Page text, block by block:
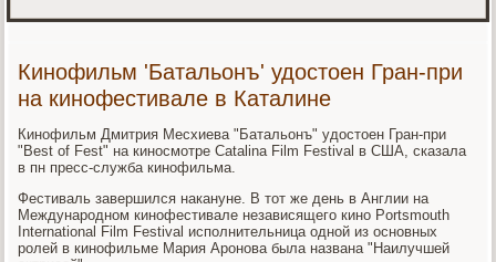
Кинофильм 'Батальонъ' удостоен Гран-при
на кинофестивале в Каталине
Кинофильм Дмитрия Месхиева "Батальонъ" удостоен Гран-при
"Best of Fest" на киносмотре Catalina Film Festival в США, сказала
в пн пресс-служба кинофильма.
Фестиваль завершился накануне. В тот же день в Англии на
Международном кинофестивале независящего кино Portsmouth
International Film Festival исполнительница одной из основных
ролей в кинофильме Мария Аронова была названа "Наилучшей